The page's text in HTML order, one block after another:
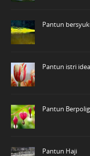
Pantun
Pantun istri
Pantun
Pantun Haji